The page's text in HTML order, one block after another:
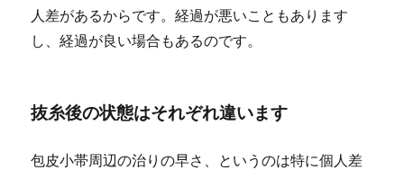
人差があるからです。経過が悪いこともあります
し、経過が良い場合もあるのです。
抜糸後の状態はそれぞれ違います
包皮小帯周辺の治りの早さ、というのは特に個人差